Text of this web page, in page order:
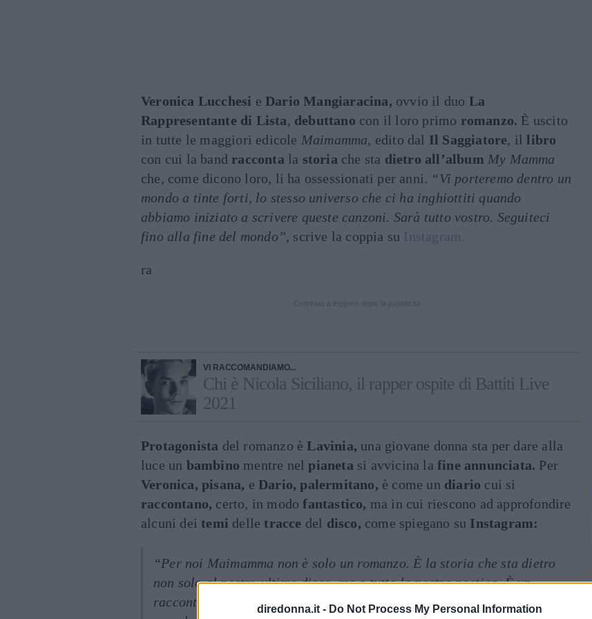
diredonna.it - Do Not Process My Personal Information
Veronica Lucchesi eDario Mangiaracina, ovvio il duo La
Rappresentante di Lista, debuttano con il loro primo romanzo. È uscito
in tutte le maggiori edicole Maimamma, edito dal Il Saggiatore, il libro
con cui la band racconta la storia che sta dietro all’album My Mamma
che, come dicono loro, li ha ossessionati per anni. “Vi porteremo dentro un
mondo a tinte forti, lo stesso universo che ci ha inghiottiti quando
abbiamo iniziato a scrivere queste canzoni. Sarà tutto vostro. Seguiteci
fino alla fine del mondo”, scrive la coppia su Instagram.
ra
VI RACCOMANDIAMO...
Chi è Nicola Siciliano, il rapper ospite di Battiti Live
2021
Protagonista del romanzo èLavinia, una giovane donna sta per dare alla
luce un bambino mentre nelpianeta si avvicina lafine annunciata. Per
Veronica, pisana, eDario, palermitano, è come un diario cui si
raccontano, certo, in modofantastico, ma in cui riescono ad approfondire
alcuni deitemi delletracce del disco, come spiegano su Instagram:
“Per noi Maimamma non è solo un romanzo. È la storia che sta dietro
non solo al nostro ultimo disco, ma a tutta la nostra poetica. È un
racconto che ci unisce da sempre e che è cresciuto insieme a noi. Ci